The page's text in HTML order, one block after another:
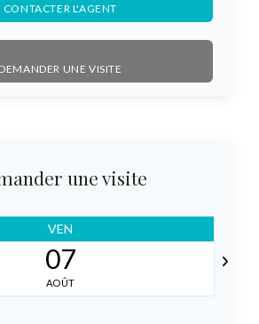
CONTACTER L'AGENT
DEMANDER UNE VISITE
une visite
SAM
08
AOÛT